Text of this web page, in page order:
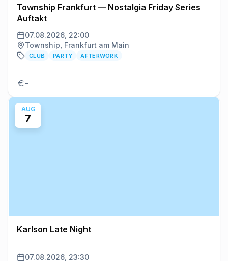
Township Frankfurt — Nostalgia Friday Series
Auftakt
07.08.2026, 22:00
Township, Frankfurt am Main
CLUB PARTY AFTERWORK
–
AUG
7
Karlson Late Night
07.08.2026, 23:30